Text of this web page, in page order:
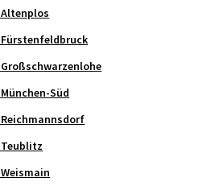
Altenplos
Fürstenfeldbruck
Großschwarzenlohe
München-Süd
Reichmannsdorf
Teublitz
Weismain